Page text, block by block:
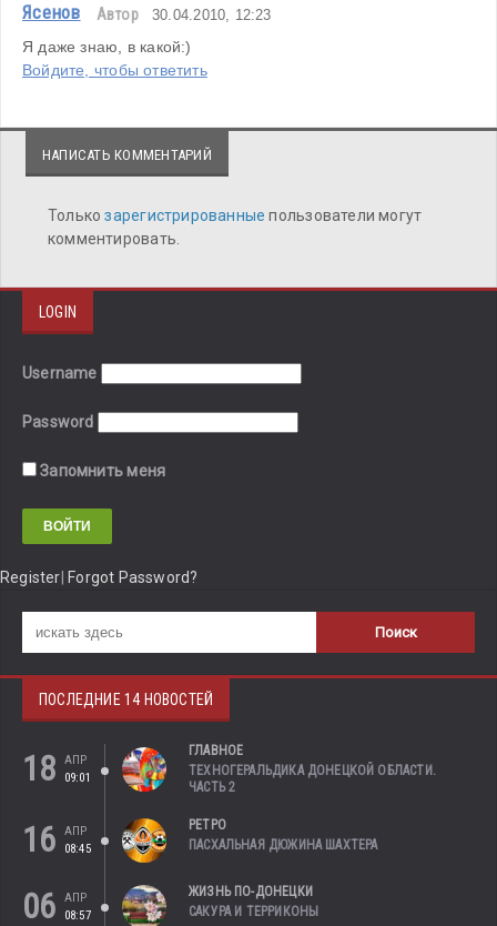
Ясенов Автор 30.04.2010, 12:23
Я даже знаю, в какой:)
Войдите, чтобы ответить
НАПИСАТЬ КОММЕНТАРИЙ
Толькозарегистрированныепользователи могут
комментировать.
LOGIN
Username
Password
Запомнить меня
Register Forgot Password?
ПОСЛЕДНИЕ 14 НОВОСТЕЙ
18
АПР
09:01
ГЛАВНОЕ
ТЕХНОГЕРАЛЬДИКА ДОНЕЦКОЙ ОБЛАСТИ.
ЧАСТЬ 2
16
АПР
08:45
РЕТРО
ПАСХАЛЬНАЯ ДЮЖИНА ШАХТЕРА
06
АПР
08:57
ЖИЗНЬ ПО-ДОНЕЦКИ
САКУРА И ТЕРРИКОНЫ